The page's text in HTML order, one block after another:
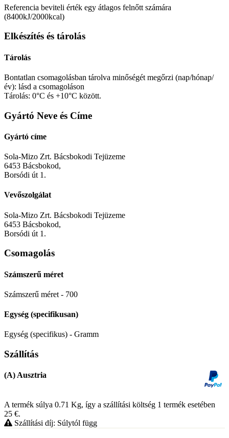
Referencia beviteli érték egy átlagos felnőtt számára
(8400kJ/2000kcal)
Elkészítés és tárolás
Tárolás
Bontatlan csomagolásban tárolva minőségét megőrzi (nap/hónap/
év): lásd a csomagoláson
Tárolás: 0°C és +10°C között.
Gyártó Neve és Címe
Gyártó címe
Sola-Mizo Zrt. Bácsbokodi Tejüzeme
6453 Bácsbokod,
Borsódi út 1.
Vevőszolgálat
Sola-Mizo Zrt. Bácsbokodi Tejüzeme
6453 Bácsbokod,
Borsódi út 1.
Csomagolás
Számszerű méret
Számszerű méret - 700
Egység (specifikusan)
Egység (specifikus) - Gramm
Szállítás
(A) Ausztria
A termék súlya 0.71 Kg, így a szállítási költség 1 termék esetében
25 €.
Szállítási díj: Súlytól függ